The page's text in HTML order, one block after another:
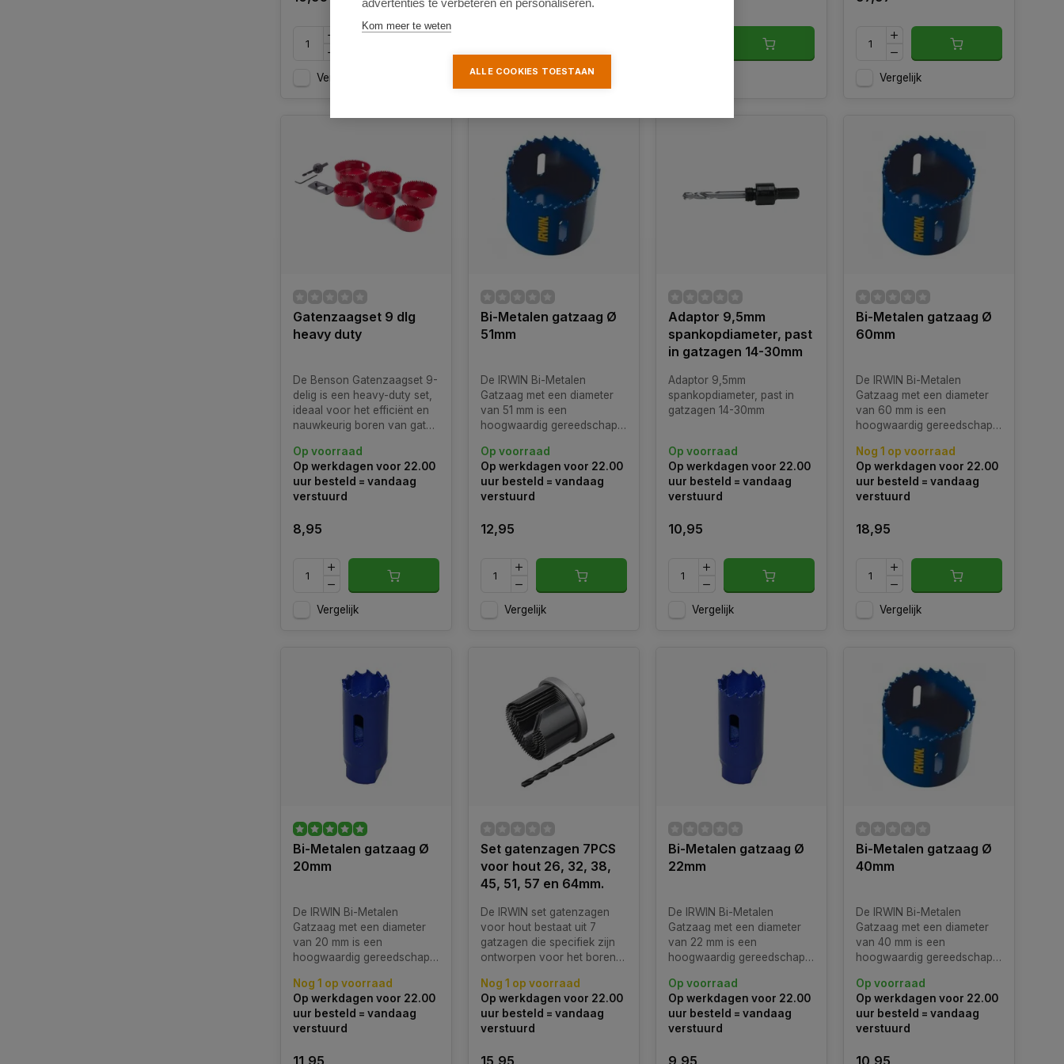
Vergelijk Vergelijk Vergelijk
Gatenzaagset 9 dlg
heavy duty
De Benson Gatenzaagset 9-
delig is een heavy-duty set,
ideaal voor het efficiënt en
nauwkeurig boren van gaten
en andere zachte
materialen.
Op voorraad
Op werkdagen voor 22.00
uur besteld = vandaag
verstuurd
8,95
Vergelijk
Bi-Metalen gatzaag Ø
51mm
De IRWIN Bi-Metalen
Gatzaag met een diameter
van 51 mm is een
hoogwaardig gereedschap
nauwkeurig en efficiënt
zagen van gaten in
verschillende materialen.
Deze bi-metalen gatzaag
en precisie voor optimale
Op voorraad
Op werkdagen voor 22.00
uur besteld = vandaag
verstuurd
12,95
Vergelijk
Adaptor 9,5mm
spankopdiameter, past
in gatzagen 14-30mm
Adaptor 9,5mm
spankopdiameter, past in
gatzagen 14-30mm
Op voorraad
Op werkdagen voor 22.00
uur besteld = vandaag
verstuurd
10,95
Vergelijk
Bi-Metalen gatzaag Ø
60mm
De IRWIN Bi-Metalen
Gatzaag met een diameter
van 60 mm is een
hoogwaardig gereedschap
nauwkeurig en efficiënt
zagen van gaten in
verschillende materialen.
Deze bi-metalen gatzaag
en precisie voor optimale
Nog 1 op voorraad
Op werkdagen voor 22.00
uur besteld = vandaag
verstuurd
18,95
Vergelijk
Bi-Metalen gatzaag Ø
20mm
De IRWIN Bi-Metalen
Gatzaag met een diameter
van 20 mm is een
hoogwaardig gereedschap
nauwkeurig en efficiënt
zagen van gaten in
verschillende materialen.
Deze bi-metalen gatzaag
Nog 1 op voorraad
Op werkdagen voor 22.00
uur besteld = vandaag
verstuurd
11,95
Set gatenzagen 7PCS
voor hout 26, 32, 38,
45, 51, 57 en 64mm.
De IRWIN set gatenzagen
voor hout bestaat uit 7
gatzagen die specifiek zijn
ontworpen voor het boren
bevat gatzagen met diverse
diameters: 26 mm, 32 mm,
38 mm, 45 mm, 51 mm, 57
mm en 64 mm.
Nog 1 op voorraad
Op werkdagen voor 22.00
uur besteld = vandaag
verstuurd
15,95
Bi-Metalen gatzaag Ø
22mm
De IRWIN Bi-Metalen
Gatzaag met een diameter
van 22 mm is een
hoogwaardig gereedschap
nauwkeurig en efficiënt
zagen van gaten in
verschillende materialen.
Deze bi-metalen gatzaag
Op voorraad
Op werkdagen voor 22.00
uur besteld = vandaag
verstuurd
9,95
Bi-Metalen gatzaag Ø
40mm
De IRWIN Bi-Metalen
Gatzaag met een diameter
van 40 mm is een
hoogwaardig gereedschap
nauwkeurig en efficiënt
zagen van gaten in
verschillende materialen.
Deze bi-metalen gatzaag
Op voorraad
Op werkdagen voor 22.00
uur besteld = vandaag
verstuurd
10,95
advertenties te verbeteren en personaliseren.
Kom meer te weten
ALLE COOKIES TOESTAAN